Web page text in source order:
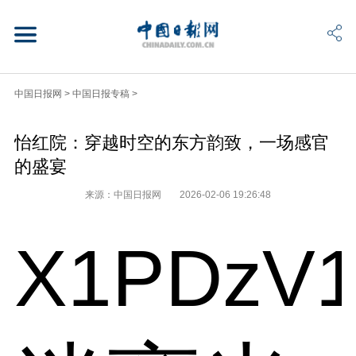
中国日报网 > 中国日报专稿 >
怡红院：穿越时空的东方韵致，一场感官
的盛宴
来源：中国日报网 2026-02-06 19:26:48